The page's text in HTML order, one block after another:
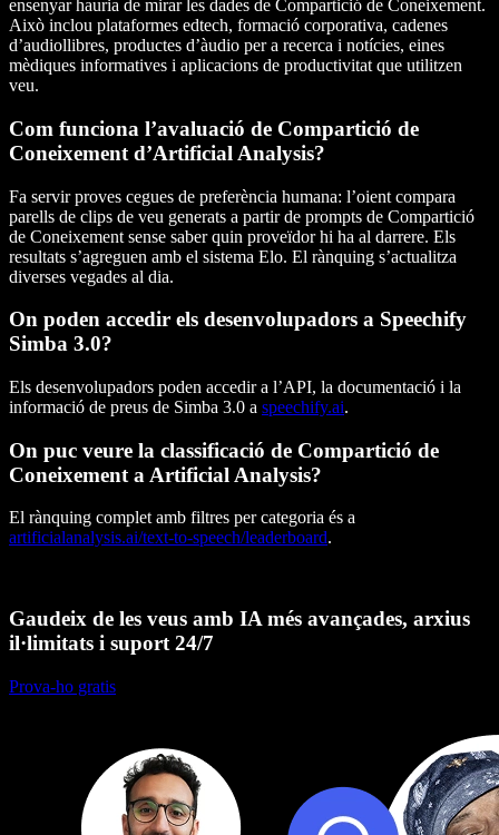
ensenyar hauria de mirar les dades de Compartició de Coneixement.
Això inclou plataformes edtech, formació corporativa, cadenes
d’audiollibres, productes d’àudio per a recerca i notícies, eines
mèdiques informatives i aplicacions de productivitat que utilitzen
veu.
Com funciona l’avaluació de Compartició de
Coneixement d’Artificial Analysis?
Fa servir proves cegues de preferència humana: l’oient compara
parells de clips de veu generats a partir de prompts de Compartició
de Coneixement sense saber quin proveïdor hi ha al darrere. Els
resultats s’agreguen amb el sistema Elo. El rànquing s’actualitza
diverses vegades al dia.
On poden accedir els desenvolupadors a Speechify
Simba 3.0?
Els desenvolupadors poden accedir a l’API, la documentació i la
informació de preus de Simba 3.0 a speechify.ai.
On puc veure la classificació de Compartició de
Coneixement a Artificial Analysis?
El rànquing complet amb filtres per categoria és a
artificialanalysis.ai/text-to-speech/leaderboard.
Gaudeix de les veus amb IA més avançades, arxius
il·limitats i suport 24/7
Prova-ho gratis